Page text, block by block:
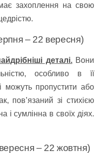
захоплення на свою
– 22 вересня)
деталі.Вони
особливо в її
можуть пропустити або
пов’язаний зі стихією
і сумлінна в своїх діях.
– 22 жовтня)